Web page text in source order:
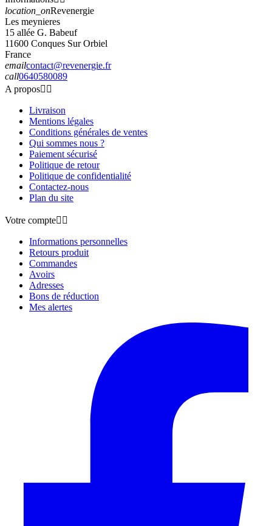
location_onRevenergie
Les meynieres
15 allée G. Babeuf
11600 Conques Sur Orbiel
France
emailcontact@revenergie.fr
call0640580089
A propos 
Livraison
Mentions légales
Conditions générales de ventes
Qui sommes nous ?
Paiement sécurisé
Politique de retour
Politique de confidentialité
Contactez-nous
Plan du site
Votre compte 
Informations personnelles
Retours produit
Commandes
Avoirs
Adresses
Bons de réduction
Mes alertes